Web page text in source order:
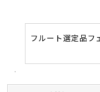
フルート選定品フ
.